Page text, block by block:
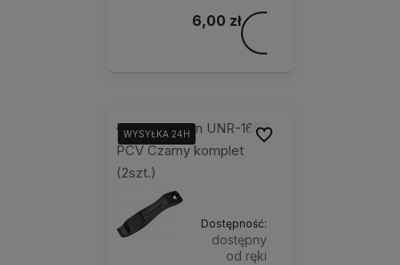
6,00 zł
Łyżki do opon UNR-1657
PCV Czarny komplet
(2szt.)
WYSYŁKA 24H
WYSYŁKA 24H
WYSYŁKA 24H
Dostępność:
dostępny
od ręki
Do ulubionych